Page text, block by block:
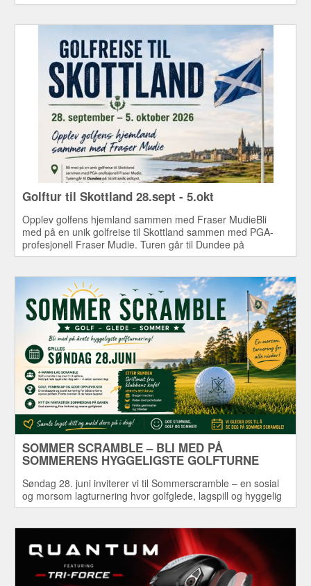
Golftur til Skottland 28.sept - 5.okt
Opplev golfens hjemland sammen med Fraser MudieBli
med på en unik golfreise til Skottland sammen med PGA-
profesjonell Fraser Mudie. Turen går til Dundee på
Skottlands østkyst, Frasers hjemby, som ligger sentralt
golfbaner.
SOMMER SCRAMBLE – BLI MED PÅ
SOMMERENS HYGGELIGSTE GOLFTURNE
Søndag 28. juni inviterer vi til Sommerscramble – en sosial
og morsom lagturnering hvor golfglede, lagspill og hyggelig
samvær står i fokus.